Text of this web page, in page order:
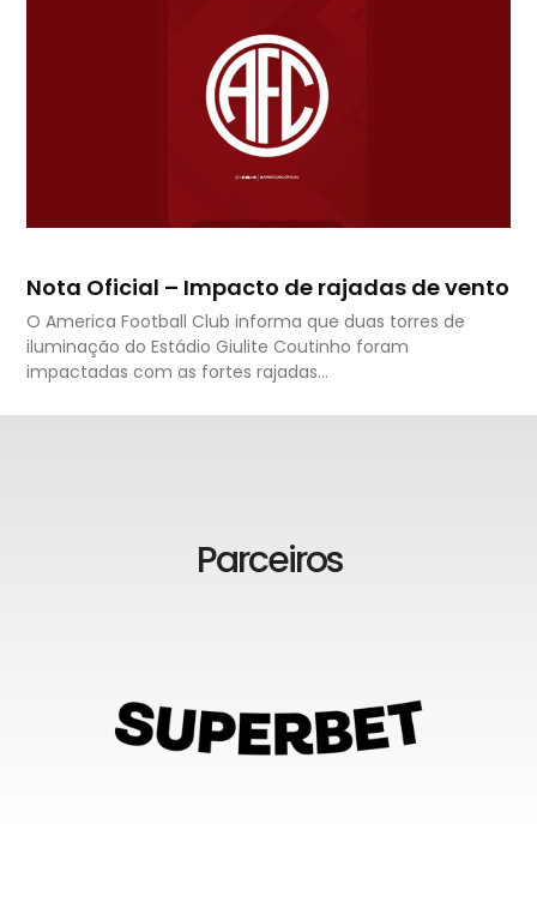
Nota Oficial – Impacto de rajadas de vento
O America Football Club informa que duas torres de
iluminação do Estádio Giulite Coutinho foram
impactadas com as fortes rajadas…
Parceiros